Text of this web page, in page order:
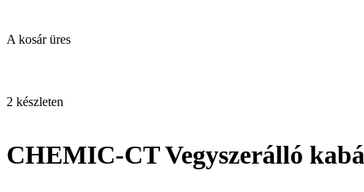
A kosár üres
CHEMIC-CT Vegyszerálló
2 készleten